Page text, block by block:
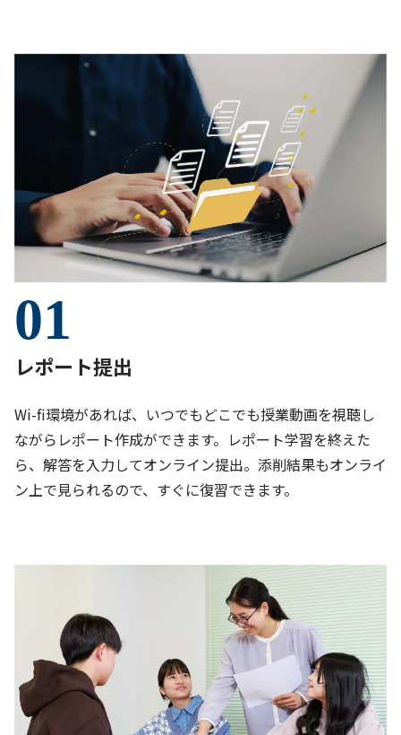
01
レポート提出
Wi-fi環境があれば、いつでもどこでも授業動画を視聴し
ながらレポート作成ができます。レポート学習を終えた
ら、解答を入力してオンライン提出。添削結果もオンライ
ン上で見られるので、すぐに復習できます。